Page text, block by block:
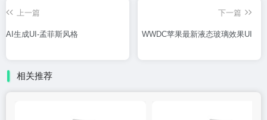
上一篇
AI生成UI-孟菲斯风格
下一篇
WWDC苹果最新液态玻璃效果UI
相关推荐